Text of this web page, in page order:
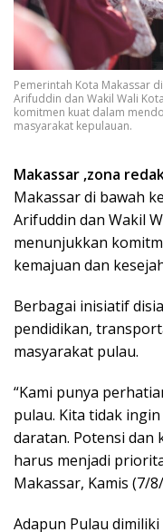
Pemerintah Kota Makassar
Arifuddin dan Wakil Wali
komitmen kuat dalam
masyarakat kepulauan.
Makassar ,zona
Makassar di bawah
Arifuddin dan Wakil
menunjukkan
kemajuan dan
Berbagai inisiatif
pendidikan,
masyarakat pulau.
“Kami punya
pulau. Kita tidak
daratan. Potensi dan
harus menjadi
Makassar, Kamis (7/
Adapun Pulau